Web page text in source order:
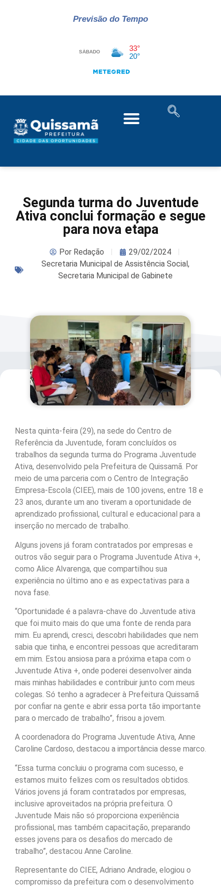
Previsão do Tempo
Segunda turma do Juventude
Ativa conclui formação e segue
para nova etapa
PorRedação
29/02/2024
Secretaria Municipal de Assistência Social,
Secretaria Municipal de Gabinete
Nesta quinta-feira (29), na sede do Centro de
Referência da Juventude, foram concluídos os
trabalhos da segunda turma do Programa Juventude
Ativa, desenvolvido pela Prefeitura de Quissamã. Por
meio de uma parceria com o Centro de Integração
Empresa-Escola (CIEE), mais de 100 jovens, entre 18 e
23 anos, durante um ano tiveram a oportunidade de
aprendizado profissional, cultural e educacional para a
inserção no mercado de trabalho.
Alguns jovens já foram contratados por empresas e
outros vão seguir para o Programa Juventude Ativa +,
como Alice Alvarenga, que compartilhou sua
experiência no último ano e as expectativas para a
nova fase.
“Oportunidade é a palavra-chave do Juventude ativa
que foi muito mais do que uma fonte de renda para
mim. Eu aprendi, cresci, descobri habilidades que nem
sabia que tinha, e encontrei pessoas que acreditaram
em mim. Estou ansiosa para a próxima etapa com o
Juventude Ativa +, onde poderei desenvolver ainda
mais minhas habilidades e contribuir junto com meus
colegas. Só tenho a agradecer à Prefeitura Quissamã
por confiar na gente e abrir essa porta tão importante
para o mercado de trabalho”, frisou a jovem.
A coordenadora do Programa Juventude Ativa, Anne
Caroline Cardoso, destacou a importância desse marco.
“Essa turma concluiu o programa com sucesso, e
estamos muito felizes com os resultados obtidos.
Vários jovens já foram contratados por empresas,
inclusive aproveitados na própria prefeitura. O
Juventude Mais não só proporciona experiência
profissional, mas também capacitação, preparando
esses jovens para os desafios do mercado de
trabalho”, destacou Anne Caroline.
Representante do CIEE, Adriano Andrade, elogiou o
compromisso da prefeitura com o desenvolvimento